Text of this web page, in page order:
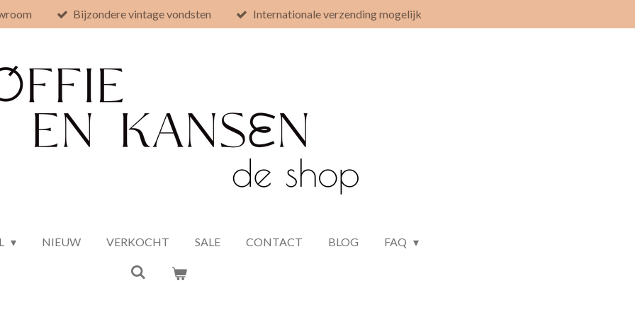
Bijzondere vintage vondsten Internationale verzending mogelijk
NIEUW VERKOCHT SALE CONTACT BLOG FAQ